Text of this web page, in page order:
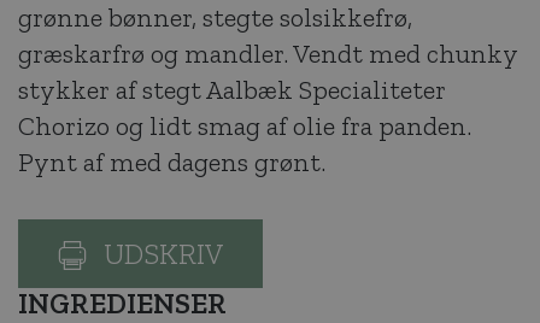
grønne bønner, stegte solsikkefrø,
græskarfrø og mandler. Vendt med chunky
stykker af stegt Aalbæk Specialiteter
Chorizo og lidt smag af olie fra panden.
Pynt af med dagens grønt.
UDSKRIV
INGREDIENSER